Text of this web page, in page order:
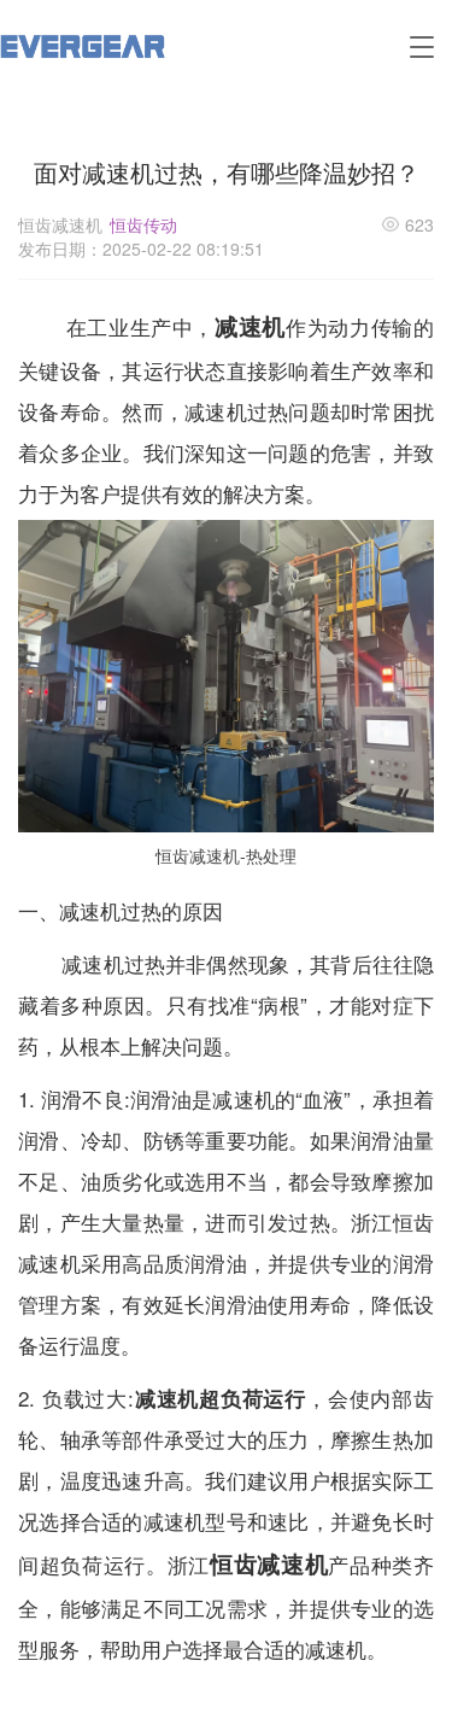
T
a
a
t
i
o
n
面对减速机过热，有哪些降温妙招？
恒齿减速机 恒齿传动
发布日期：2025-02-22 08:19:51
623
在工业生产中，减速机作为动力传输的
关键设备，其运行状态直接影响着生产效率和
设备寿命。然而，减速机过热问题却时常困扰
着众多企业。我们深知这一问题的危害，并致
力于为客户提供有效的解决方案。
恒齿减速机-热处理
一、 减速机过热的原因
减速机过热并非偶然现象，其背后往往隐
藏着多种原因。只有找准“病根”，才能对症下
药，从根本上解决问题。
1. 润滑不良:润滑油是减速机的“血液”，承担着
润滑、冷却、防锈等重要功能。如果润滑油量
不足、油质劣化或选用不当，都会导致摩擦加
剧，产生大量热量，进而引发过热。浙江恒齿
减速机采用高品质润滑油，并提供专业的润滑
管理方案，有效延长润滑油使用寿命，降低设
备运行温度。
2. 负载过大:减速机超负荷运行 ，会使内部齿
轮、轴承等部件承受过大的压力，摩擦生热加
剧，温度迅速升高。我们建议用户根据实际工
况选择合适的减速机型号和速比，并避免长时
间超负荷运行。浙江恒齿减速机产品种类齐
全，能够满足不同工况需求，并提供专业的选
型服务，帮助用户选择最合适的减速机。